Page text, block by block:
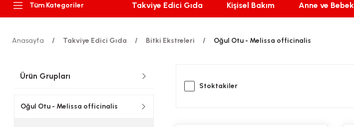
Tüm Kategoriler Takviye Edici Gıda Kişisel Bakım Anne ve Bebek
Anasayfa Takviye Edici Gıda Bitki Ekstreleri Oğul Otu - Melissa officinalis
Ürün Grupları
Oğul Otu - Melissa officinalis
Stoktakiler